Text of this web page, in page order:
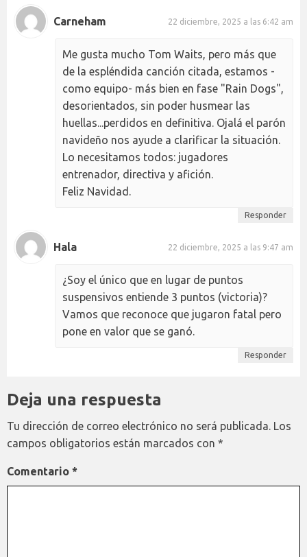
Carneham 22 diciembre, 2025 a las 6:42 am
Me gusta mucho Tom Waits, pero más que
de la espléndida canción citada, estamos -
como equipo- más bien en fase "Rain Dogs",
desorientados, sin poder husmear las
huellas...perdidos en definitiva. Ojalá el parón
navideño nos ayude a clarificar la situación.
Lo necesitamos todos: jugadores
entrenador, directiva y afición.
Feliz Navidad.
Responder
Hala 22 diciembre, 2025 a las 9:47 am
¿Soy el único que en lugar de puntos
suspensivos entiende 3 puntos (victoria)?
Vamos que reconoce que jugaron fatal pero
pone en valor que se ganó.
Responder
Deja una respuesta
Tu dirección de correo electrónico no será publicada. Los
campos obligatorios están marcados con *
Comentario *